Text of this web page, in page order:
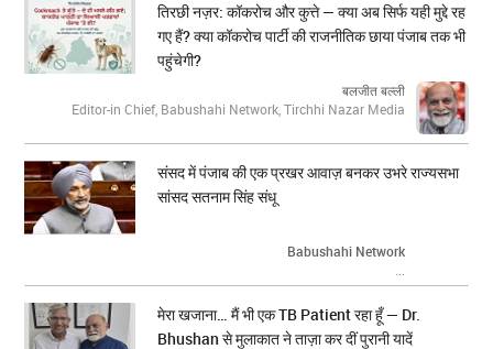
तिरछी नज़र: कॉकरोच और कुत्ते — क्या अब सिर्फ यही मुद्दे रह
गए हैं? क्या कॉकरोच पार्टी की राजनीतिक छाया पंजाब तक भी
पहुंचेगी?
बलजीत बल्ली
Editor-in Chief, Babushahi Network, Tirchhi Nazar Media
संसद में पंजाब की एक प्रखर आवाज़ बनकर उभरे राज्यसभा
सांसद सतनाम सिंह संधू
Babushahi Network
...
मेरा खजाना… मैं भी एक TB Patient रहा हूँ — Dr.
Bhushan से मुलाकात ने ताज़ा कर दीं पुरानी यादें